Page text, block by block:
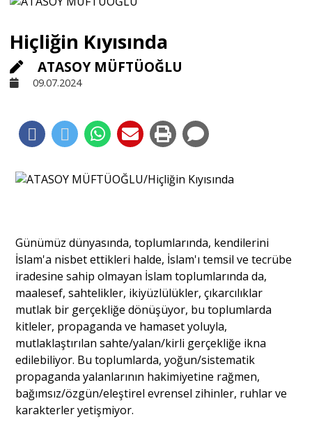
Derkenar
Sivil Toplum
Ekonomi
Dünya
Yorum - Analiz
Söyleşi
Yazı Dizisi
Portre
Hiçliğin Kıyısında
ATASOY MÜFTÜOĞLU
09.07.2024
Günümüz dünyasında, toplumlarında, kendilerini
İslam'a nisbet ettikleri halde, İslam'ı temsil ve tecrübe
iradesine sahip olmayan İslam toplumlarında da,
maalesef, sahtelikler, ikiyüzlülükler, çıkarcılıklar
mutlak bir gerçekliğe dönüşüyor, bu toplumlarda
kitleler, propaganda ve hamaset yoluyla,
mutlaklaştırılan sahte/yalan/kirli gerçekliğe ikna
edilebiliyor. Bu toplumlarda, yoğun/sistematik
propaganda yalanlarının hakimiyetine rağmen,
bağımsız/özgün/eleştirel evrensel zihinler, ruhlar ve
karakterler yetişmiyor.